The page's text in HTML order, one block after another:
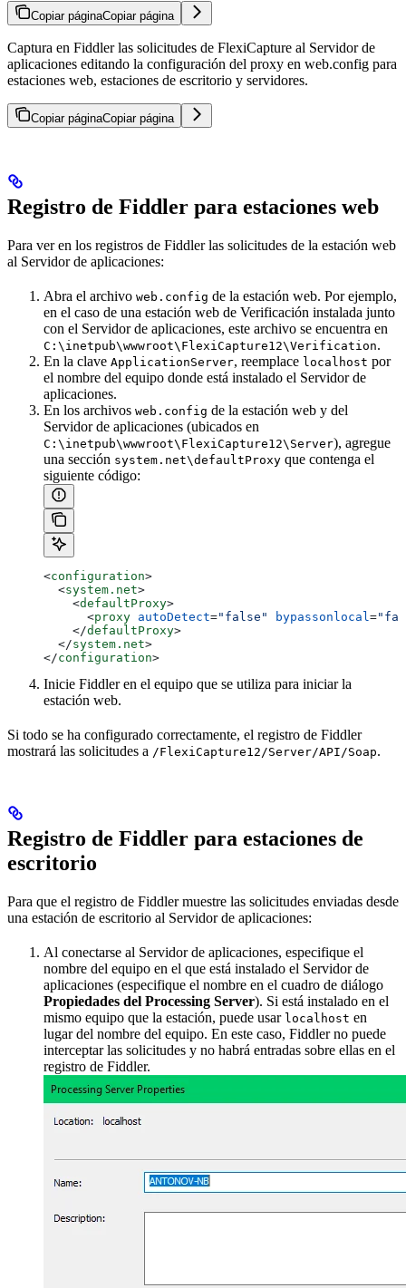
Copiar páginaCopiar página
Captura en Fiddler las solicitudes de FlexiCapture al Servidor de
aplicaciones editando la configuración del proxy en web.config para
estaciones web, estaciones de escritorio y servidores.
Copiar páginaCopiar página
Registro de Fiddler para estaciones web
Para ver en los registros de Fiddler las solicitudes de la estación web
al Servidor de aplicaciones:
Abra el archivo web.config de la estación web. Por ejemplo,
en el caso de una estación web de Verificación instalada junto
con el Servidor de aplicaciones, este archivo se encuentra en
C:\inetpub\wwwroot\FlexiCapture12\Verification.
En la clave ApplicationServer, reemplace localhost por
el nombre del equipo donde está instalado el Servidor de
aplicaciones.
En los archivos web.config de la estación web y del
Servidor de aplicaciones (ubicados en
C:\inetpub\wwwroot\FlexiCapture12\Server), agregue
una sección system.net\defaultProxy que contenga el
siguiente código:
<configuration>
  <
system.net>
    <
defaultProxy>
      <
proxy autoDetect="false" bypassonlocal =
    </
defaultProxy>
  </
system.net>
</configuration>
Inicie Fiddler en el equipo que se utiliza para iniciar la
estación web.
Si todo se ha configurado correctamente, el registro de Fiddler
mostrará las solicitudes a /FlexiCapture12/Server/API/Soap.
Registro de Fiddler para estaciones de
escritorio
Para que el registro de Fiddler muestre las solicitudes enviadas desde
una estación de escritorio al Servidor de aplicaciones:
Al conectarse al Servidor de aplicaciones, especifique el
nombre del equipo en el que está instalado el Servidor de
aplicaciones (especifique el nombre en el cuadro de diálogo
Propiedades del Processing Server). Si está instalado en el
mismo equipo que la estación, puede usar localhost en
lugar del nombre del equipo. En este caso, Fiddler no puede
interceptar las solicitudes y no habrá entradas sobre ellas en el
registro de Fiddler.